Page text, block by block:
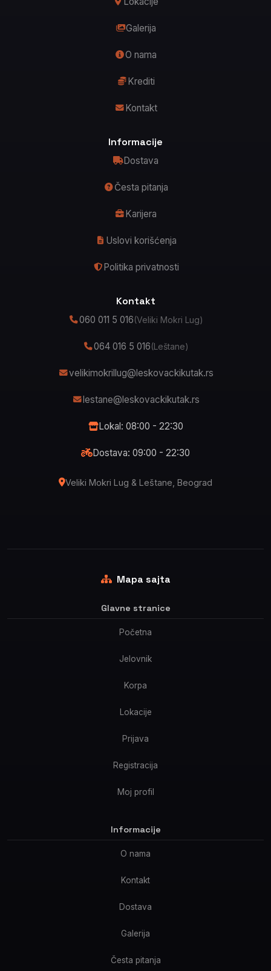
Galerija
O nama
Krediti
Kontakt
Informacije
Dostava
Česta pitanja
Karijera
Uslovi korišćenja
Politika privatnosti
Kontakt
060 011 5 016(Veliki Mokri Lug)
064 016 5 016(Leštane)
velikimokrillug@leskovackikutak.rs
lestane@leskovackikutak.rs
Lokal: 08:00 - 22:30
Dostava: 09:00 - 22:30
Veliki Mokri Lug & Leštane, Beograd
Mapa sajta
Glavne stranice
Početna
Jelovnik
Korpa
Lokacije
Prijava
Registracija
Moj profil
Informacije
O nama
Kontakt
Dostava
Galerija
Česta pitanja